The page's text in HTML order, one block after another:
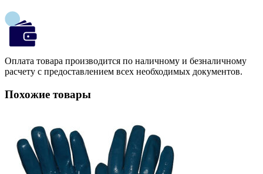
Оплата товара производится по наличному и безналичному
расчету с предоставлением всех необходимых документов.
Похожие товары